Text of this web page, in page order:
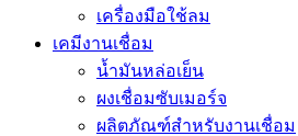
เครื่องมือใช้ลม
เคมีงานเชื่อม
น้ำมันหล่อเย็น
ผงเชื่อมซับเมอร์จ
ผลิตภัณฑ์สำหรับงานเชื่อม